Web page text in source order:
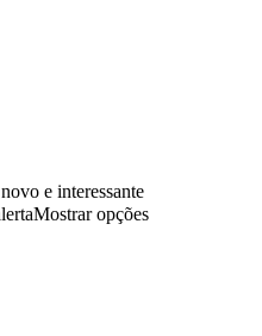
e interessante
Mostrar opções